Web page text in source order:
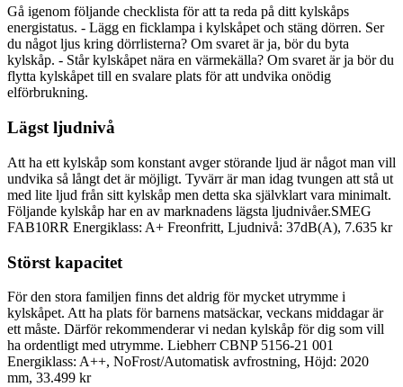
Gå igenom följande checklista för att ta reda på ditt kylskåps
energistatus. - Lägg en ficklampa i kylskåpet och stäng dörren. Ser
du något ljus kring dörrlisterna? Om svaret är ja, bör du byta
kylskåp. - Står kylskåpet nära en värmekälla? Om svaret är ja bör du
flytta kylskåpet till en svalare plats för att undvika onödig
elförbrukning.
Lägst ljudnivå
Att ha ett kylskåp som konstant avger störande ljud är något man vill
undvika så långt det är möjligt. Tyvärr är man idag tvungen att stå ut
med lite ljud från sitt kylskåp men detta ska självklart vara minimalt.
Följande kylskåp har en av marknadens lägsta ljudnivåer.SMEG
FAB10RR Energiklass: A+ Freonfritt, Ljudnivå: 37dB(A), 7.635 kr
Störst kapacitet
För den stora familjen finns det aldrig för mycket utrymme i
kylskåpet. Att ha plats för barnens matsäckar, veckans middagar är
ett måste. Därför rekommenderar vi nedan kylskåp för dig som vill
ha ordentligt med utrymme. Liebherr CBNP 5156-21 001
Energiklass: A++, NoFrost/Automatisk avfrostning, Höjd: 2020
mm, 33.499 kr